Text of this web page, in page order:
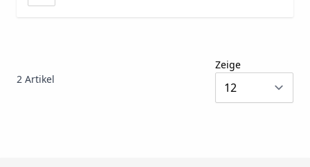
2 Artikel
Zeige